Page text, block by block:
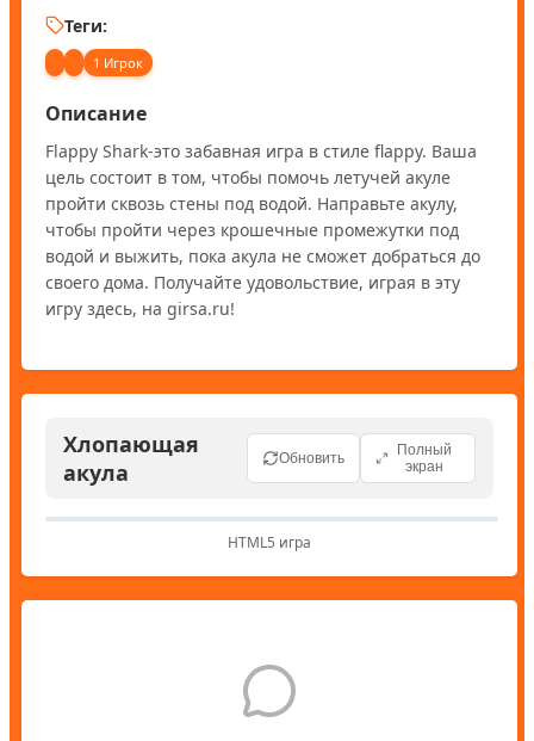
Теги:
1 Игрок
Описание
Flappy Shark-это забавная игра в стиле flappy. Ваша
цель состоит в том, чтобы помочь летучей акуле
пройти сквозь стены под водой. Направьте акулу,
чтобы пройти через крошечные промежутки под
водой и выжить, пока акула не сможет добраться до
своего дома. Получайте удовольствие, играя в эту
игру здесь, на girsa.ru!
Хлопающая
акула
Обновить
Полный
экран
HTML5 игра